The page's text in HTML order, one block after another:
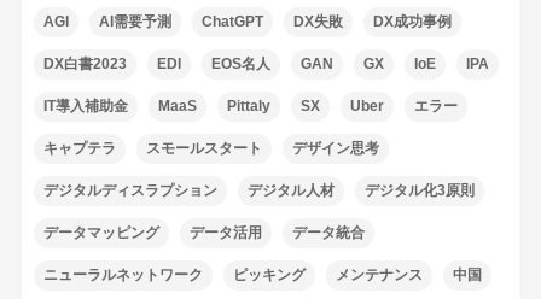
AGI AI需要予測 ChatGPT DX失敗 DX成功事例
DX白書2023 EDI EOS名人 GAN GX IoE IPA
IT導入補助金 MaaS Pittaly SX Uber エラー
キャプテラ スモールスタート デザイン思考
デジタルディスラプション デジタル人材 デジタル化3原則
データマッピング データ活用 データ統合
ニューラルネットワーク ピッキング メンテナンス 中国